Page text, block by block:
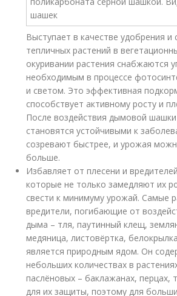
Выступает в качестве удобрения и
тепличных растений в
окуривании растения снабжаются
необходимым в процессе
и светом. Это эффективная
способствует активному росту и
После воздействия дымовой шашки
становятся устойчивыми к
созревают быстрее, и урожая
больше.
Избавляет от плесени и
которые не только замедляют их
свести к минимуму урожай. Самые
вредители, погибающие от
дыма – тля, паутинный клещ,
медяница, листовёртка,
является природным ядом. Он
небольших количествах в
паслёновых – баклажанах, перцах,
для их защиты, поэтому для